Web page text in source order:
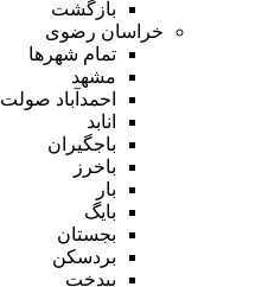
بازگشت
خراسان رضوی
تمام شهر‌ها
مشهد
احمدآباد صولت
انابد
باجگیران
باخرز
بار
بایگ
بجستان
بردسکن
بیدخت